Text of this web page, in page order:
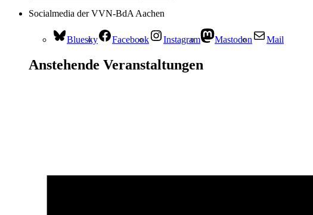
Socialmedia der VVN-BdA Aachen
Bluesky Facebook Instagram Mastodon Mail
Anstehende Veranstaltungen